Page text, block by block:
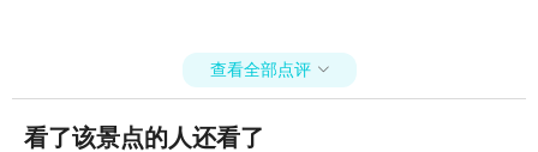
查看全部点评 
看了该景点的人还看了